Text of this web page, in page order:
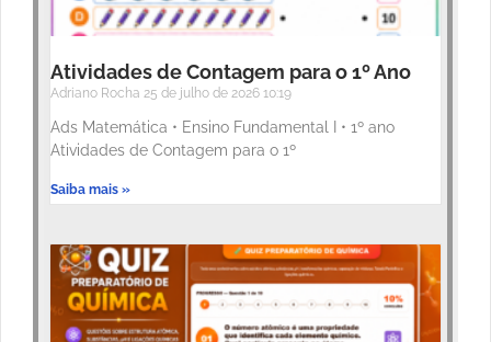
Atividades de Contagem para o 1º Ano
Adriano Rocha 25 de julho de 2026 10:19
Ads Matemática • Ensino Fundamental I • 1º ano
Atividades de Contagem para o 1º
Saiba mais »